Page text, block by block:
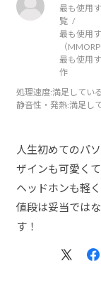
最も使用
覧
最も使用
（
最も使用
作
処理速度:満足している
静音性・発熱:満足し
人生初めてのパ
ザインも可愛く
ヘッドホンも軽
値段は妥当では
す！